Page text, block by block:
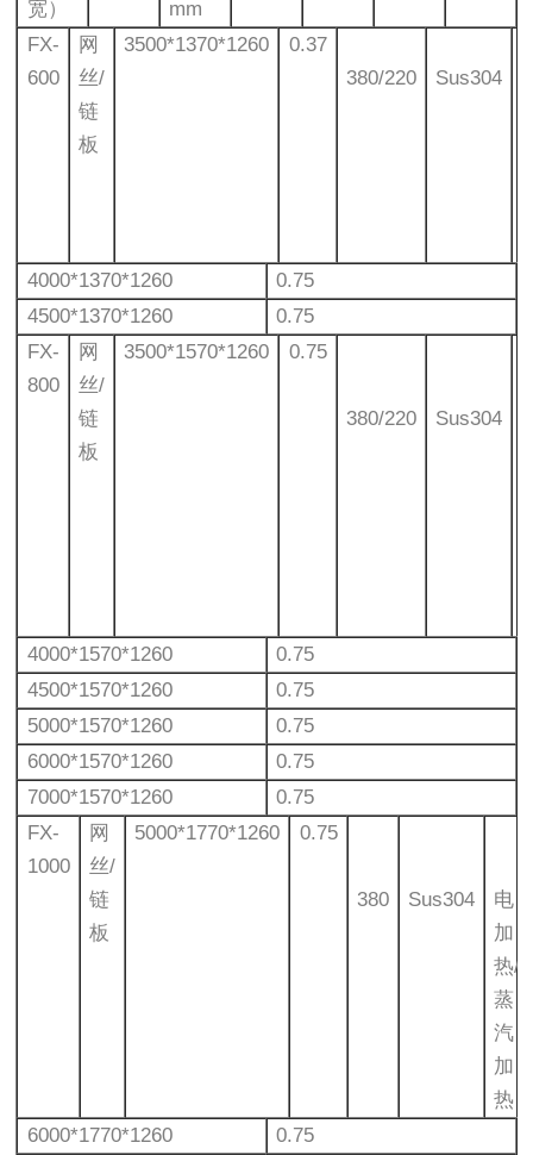
宽）
mm
FX-
600
网
丝/
链
板
3500*1370*1260
0.37
380/220
Sus304
4000*1370*1260
0.75
4500*1370*1260
0.75
FX-
800
网
丝/
链
板
3500*1570*1260 0.75
380/220 Sus304
4000*1570*1260
0.75
4500*1570*1260
0.75
5000*1570*1260
0.75
6000*1570*1260
0.75
7000*1570*1260
0.75
FX-
1000
网
丝/
链
板
5000*1770*1260 0.75
380 Sus304
电
加
热/
蒸
汽
加
热
6000*1770*1260
0.75